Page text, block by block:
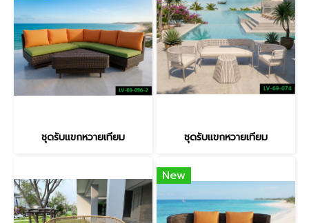
ชุดรับแขกหวายเทียม ชุดรับแขกหวายเทียม
New